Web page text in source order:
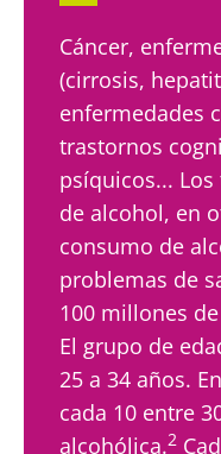
Cáncer,
(cirrosis,
enfermedades
trastornos
psíquicos...
de alcohol, en
consumo de
problemas de
100 millones
El grupo de
25 a 34 años.
cada 10 entre
alcohólica.2